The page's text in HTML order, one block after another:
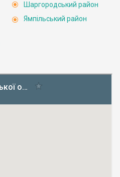
Шаргородський район
Ямпільський район